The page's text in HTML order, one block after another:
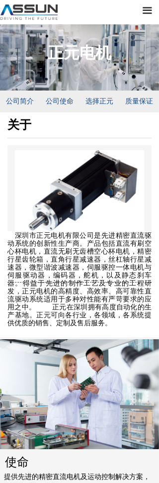
끀
首页
关于正元
产品展示
新闻动态
联系我们
使命
提供先进的精密直流电机及运动控制解决方案，
公司简介 公司使命 选择正元 质量保证
深圳市正元电机有限公司是先进精密直流驱
动系统的创新性生产商。产品包括直流有刷空
心杯电机，直流无刷无齿槽空心杯电机，精密
行星齿轮箱，直角行星减速器，丝杠轴行星减
速器，微型谐波减速器，伺服驱控一体电机与
伺服驱动器，编码器，舵机，以及静态刹车
器。得益于先进的制作工艺及专业的工程研
发，正元电机的高精度、高效率、高可靠性直
流驱动系统适用于多种对性能有严苛要求的应
用之中。 正元在深圳拥有高度自动化的生
产基地。正元可向各行业，各领域，各系统提
供优质的销售、定制及售后服务。
关于
正元电机